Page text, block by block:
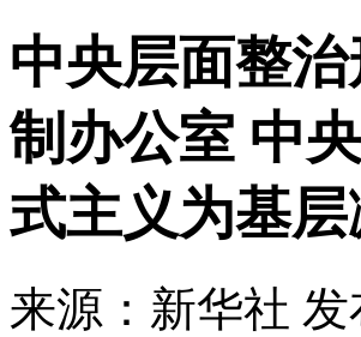
中央层面整
制办公室 中
式主义为基
来源：新华社 发